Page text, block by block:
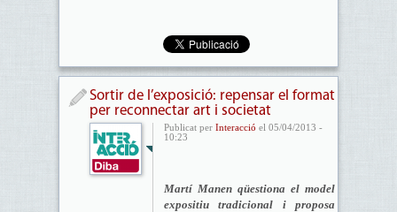
Sortir de l’exposició: repensar el format
per reconnectar art i societat
Publicat per Interacció el 05/04/2013 -
10:23
Martí Manen qüestiona el model
expositiu tradicional i proposa